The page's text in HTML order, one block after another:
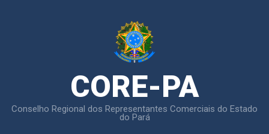
CORE-PA
Conselho Regional dos Representantes Comerciais do Estado
do Pará